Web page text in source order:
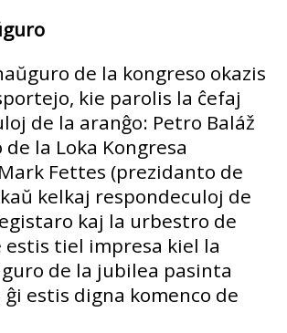
de la kongreso okazis
kie parolis la ĉefaj
de la aranĝo: Petro Baláž
la Loka Kongresa
Fettes (prezidanto de
kelkaj respondeculoj de
kaj la urbestro de
estis tiel impresa kiel la
de la jubilea pasinta
estis digna komenco de